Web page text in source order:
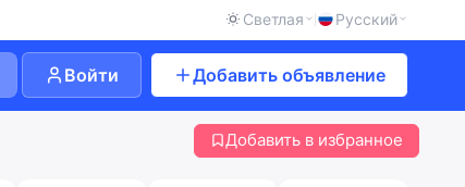
Светлая Русский
Войти Добавить объявление
Добавить в избранное